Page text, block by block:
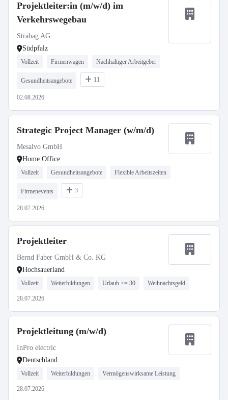
Projektleiter:in (m/w/d) im
Verkehrswegebau
Strabag AG
Südpfalz
Vollzeit Firmenwagen Nachhaltiger Arbeitgeber
Gesundheitsangebote 11
02.08.2026
Strategic Project Manager (w/m/d)
Mesalvo GmbH
Home Office
Vollzeit Gesundheitsangebote Flexible Arbeitszeiten
Firmenevents 3
28.07.2026
Projektleiter
Bernd Faber GmbH & Co. KG
Hochsauerland
Vollzeit Weiterbildungen Urlaub >= 30 Weihnachtsgeld
28.07.2026
Projektleitung (m/w/d)
InPro electric
Deutschland
Vollzeit Weiterbildungen Vermögenswirksame Leistung
28.07.2026